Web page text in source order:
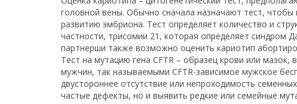
головной вены. Обычно сначала назначают тест,
развитию эмбриона. Тест определяет количество и
частности, трисомии 21, которая определяет синдром
партнерши также возможно оценить кариотип
Тест на мутацию гена CFTR – образец крови или
мужчин, так называемыми CFTR-зависимое мужское
двустороннее отсутствие или непроходимость
частые дефекты, но и выявить редкие или семейные